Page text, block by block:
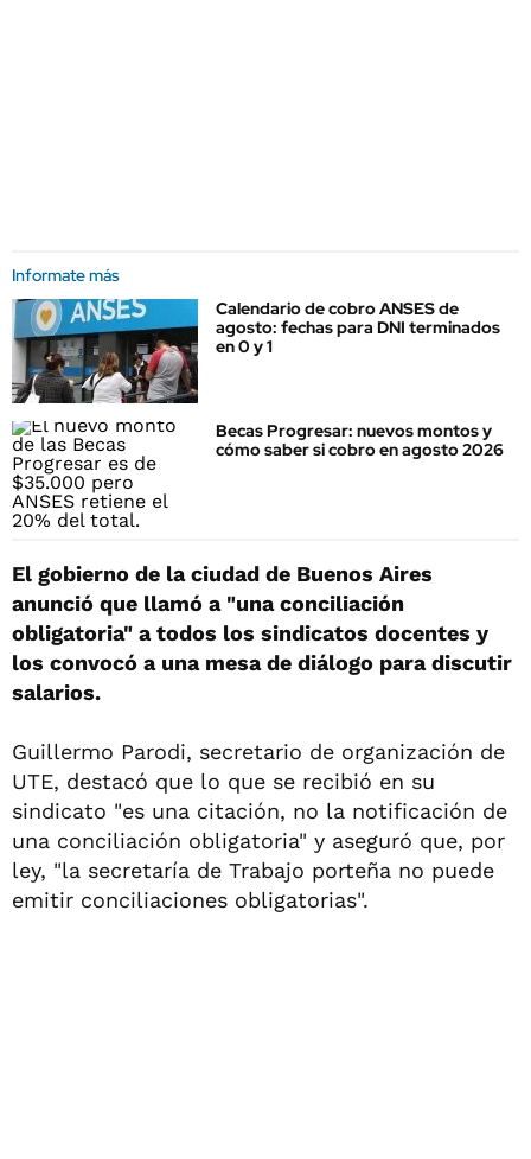
Informate más
Calendario de cobro ANSES de
agosto: fechas para DNI terminados
en 0 y 1
Becas Progresar: nuevos montos y
cómo saber si cobro en agosto 2026
El gobierno de la ciudad de Buenos Aires
anunció que llamó a "una conciliación
obligatoria" a todos los sindicatos docentes y
los convocó a una mesa de diálogo para discutir
salarios.
Guillermo Parodi, secretario de organización de
UTE, destacó que lo que se recibió en su
sindicato "es una citación, no la notificación de
una conciliación obligatoria" y aseguró que, por
ley, "la secretaría de Trabajo porteña no puede
emitir conciliaciones obligatorias".